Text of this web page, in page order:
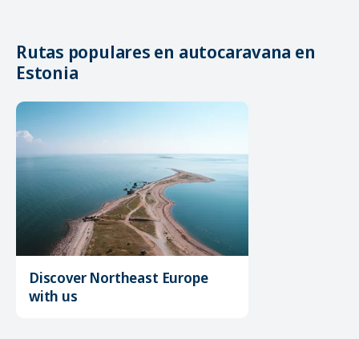
Rutas populares en autocaravana en
Estonia
Discover Northeast Europe
with us